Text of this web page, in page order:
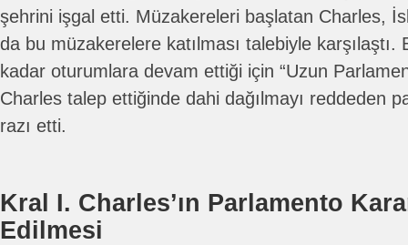
şehrini işgal etti. Müzakereleri başlatan Charles,
da bu müzakerelere katılması talebiyle karşılaştı.
kadar oturumlara devam ettiği için “Uzun
Charles talep ettiğinde dahi dağılmayı reddeden
razı etti.
Kral I. Charles’ın Parlamento
Edilmesi